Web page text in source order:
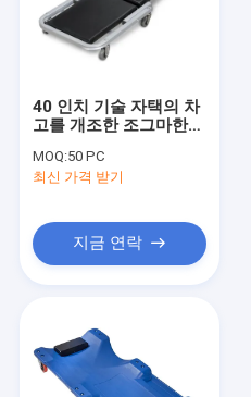
40 인치 기술 자택의 차
고를 개조한 조그마한
MOQ:50 PC
최신 가격 받기
지금 연락